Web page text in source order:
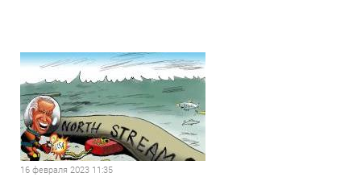
16 февраля 2023 11:35